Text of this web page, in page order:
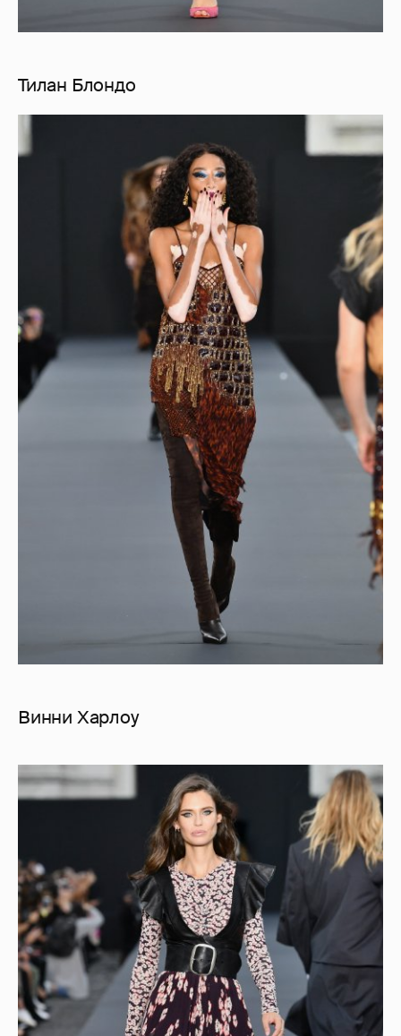
Тилан Блондо
Винни Харлоу